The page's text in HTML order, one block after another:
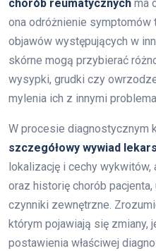
chorób reumatycznych ma
ona odróżnienie
objawów występujących w
skórne mogą przybierać
wysypki, grudki czy
mylenia ich z innymi
W procesie diagnostycznym
szczegółowy wywiad
lokalizację i cechy
oraz historię chorób
czynniki zewnętrzne.
którym pojawiają się zmiany,
postawienia właściwej